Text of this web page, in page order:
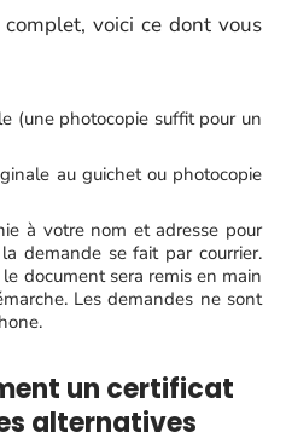
voici ce dont vous
(une photocopie suffit pour un
au guichet ou photocopie
à votre nom et adresse pour
demande se fait par courrier.
document sera remis en main
Les demandes ne sont
un certificat
alternatives